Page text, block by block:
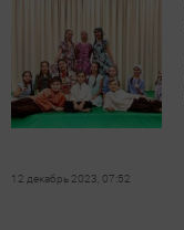
12 декабрь 2023, 07:52